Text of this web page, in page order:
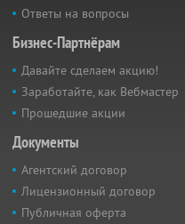
Ответы на вопросы
Бизнес-Партнёрам
Давайте сделаем акцию!
Заработайте, как Вебмастер
Прошедшие акции
Документы
Агентский договор
Лицензионный договор
Публичная оферта